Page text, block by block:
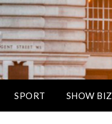
SPORT SHOW BIZ